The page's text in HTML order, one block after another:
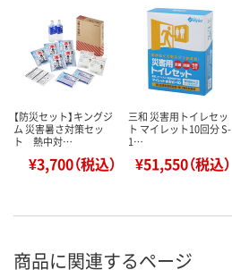
【防災セット】キングジ
ム 災害暑さ対策セッ
ト 熱中対…
¥3,700（税込）
三和 災害用トイレセッ
ト マイレット10回分 S-
1…
¥51,550（税込）
商品に関連するページ